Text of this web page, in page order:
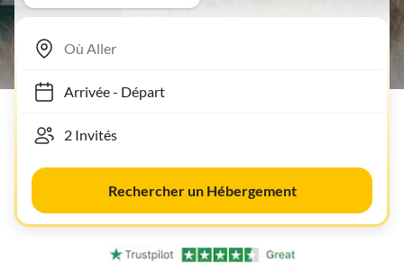
Arrivée- Départ
Rechercher un Hébergement